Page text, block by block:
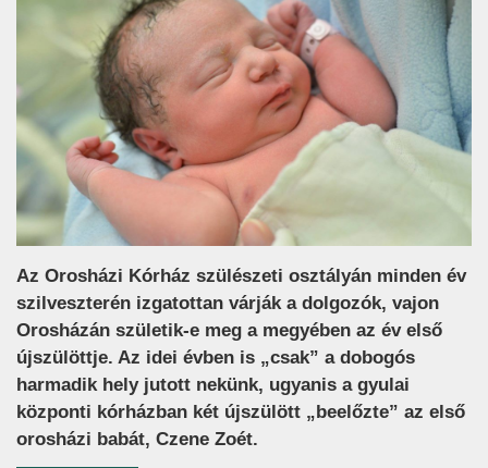
Az Orosházi Kórház szülészeti osztályán minden év
szilveszterén izgatottan várják a dolgozók, vajon
Orosházán születik-e meg a megyében az év első
újszülöttje. Az idei évben is „csak” a dobogós
harmadik hely jutott nekünk, ugyanis a gyulai
központi kórházban két újszülött „beelőzte” az első
orosházi babát, Czene Zoét.